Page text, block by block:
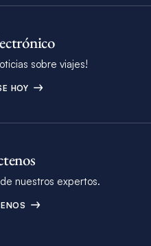
sobre viajes!
HOY
nuestros expertos.